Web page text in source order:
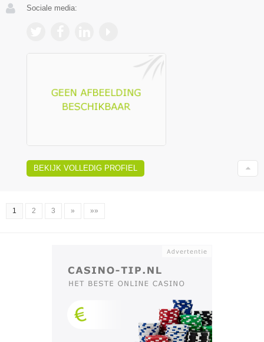
Sociale media:
BEKIJK VOLLEDIG PROFIEL
1 2 3 » »»